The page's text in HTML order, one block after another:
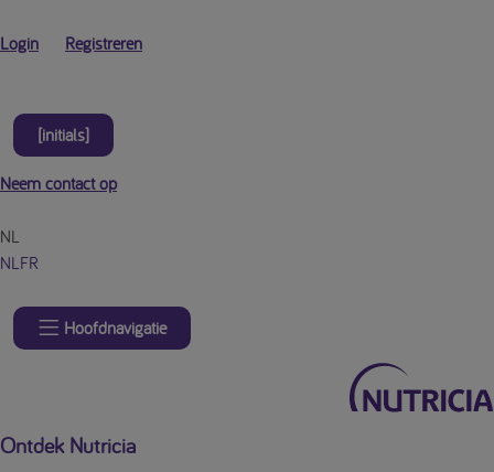
Login Registreren
[initials]
Neem contact op
NL
NL FR
Hoofdnavigatie
Ontdek Nutricia